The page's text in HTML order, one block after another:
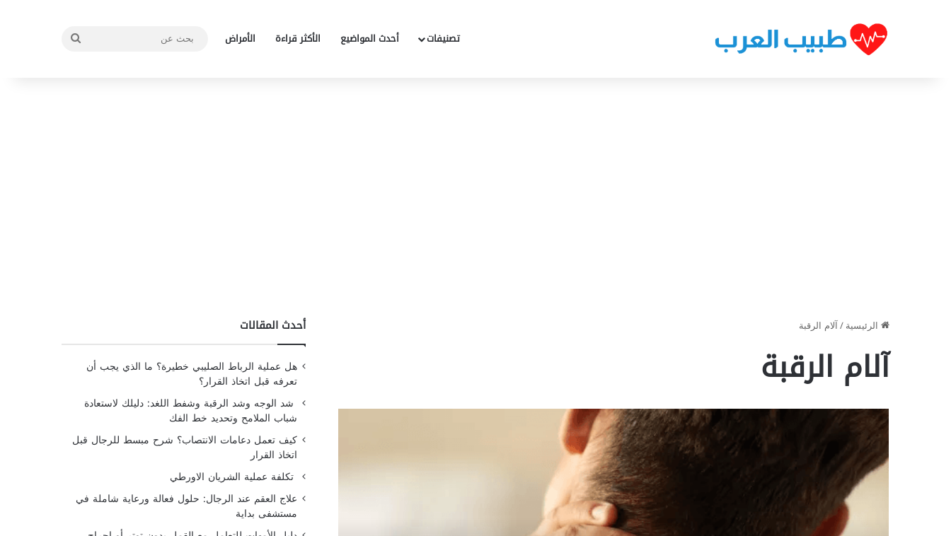
تصنيفات أحدث المواضيع الأكثر قراءة الأمراض
الرئيسية/آلام الرقبة
آلام الرقبة
أحدث المقالات
هل عملية الرباط الصليبي خطيرة؟ ما الذي يجب أن
تعرفه قبل اتخاذ القرار؟
شد الوجه وشد الرقبة وشفط اللغد: دليلك لاستعادة
شباب الملامح وتحديد خط الفك
كيف تعمل دعامات الانتصاب؟ شرح مبسط للرجال قبل
اتخاذ القرار
تكلفة عملية الشريان الاورطي
علاج العقم عند الرجال: حلول فعالة ورعاية شاملة في
مستشفى بداية